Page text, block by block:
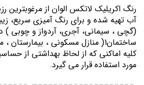
رنگ اكريليك لاتكس الوان از مرغوبترين
آب تهيه شده و برای رنگ آمیزی سریع،
(گچی ، سیمانی، آجری، آردواز و چوبی )
ساختمان1( منازل مسكوني ،
كليه اماكني كه از لحاظ بهداشتي از
مورد استفاده قرار می گیرد.